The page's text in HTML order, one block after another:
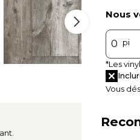
Nous
pi
*Les
Vous